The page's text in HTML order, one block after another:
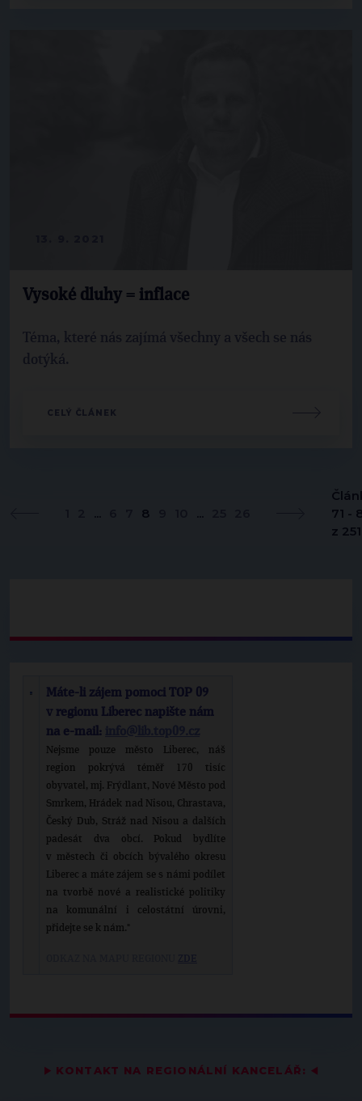
Máte-li zájem pomoci TOP 09
v regionu Liberec napište nám
na e-mail:
Nejsme pouze město Liberec, náš
region pokrývá téměř 170 tisíc
obyvatel, mj. Frýdlant, Nové Město pod
Smrkem, Hrádek nad Nisou, Chrastava,
Český Dub, Stráž nad Nisou a dalších
padesát dva obcí. Pokud bydlíte
v městech či obcích bývalého okresu
Liberec a máte zájem se s námi podílet
na tvorbě nové a realistické politiky
na komunální i celostátní úrovni,
přidejte se k nám."
▶ KONTAKT NA REGIONÁLNÍ KANCELÁŘ: ◀
Vysoké dluhy = inflace
Téma, které nás zajímá všechny a všech se nás
dotýká.
CELÝ ČLÁNEK
... 8 ...
71 -
z 251